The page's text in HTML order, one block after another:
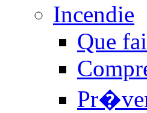
Incendie
Que